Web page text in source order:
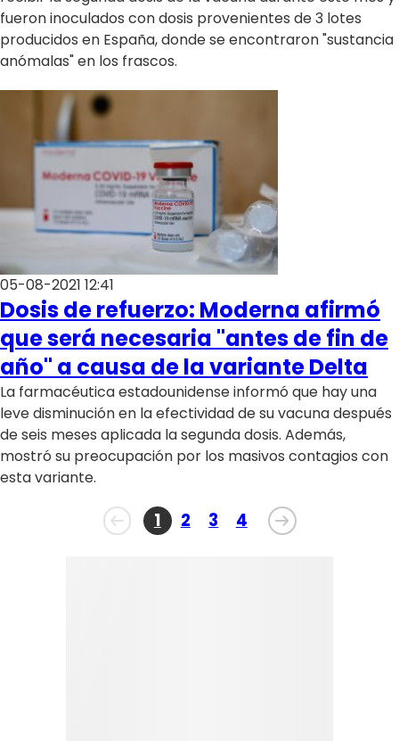
fueron inoculados con dosis provenientes de 3 lotes
producidos en España, donde se encontraron "sustancia
anómalas" en los frascos.
05-08-2021 12:41
Dosis de refuerzo: Moderna afirmó
que será necesaria "antes de fin de
año" a causa de la variante Delta
La farmacéutica estadounidense informó que hay una
leve disminución en la efectividad de su vacuna después
de seis meses aplicada la segunda dosis. Además,
mostró su preocupación por los masivos contagios con
esta variante.